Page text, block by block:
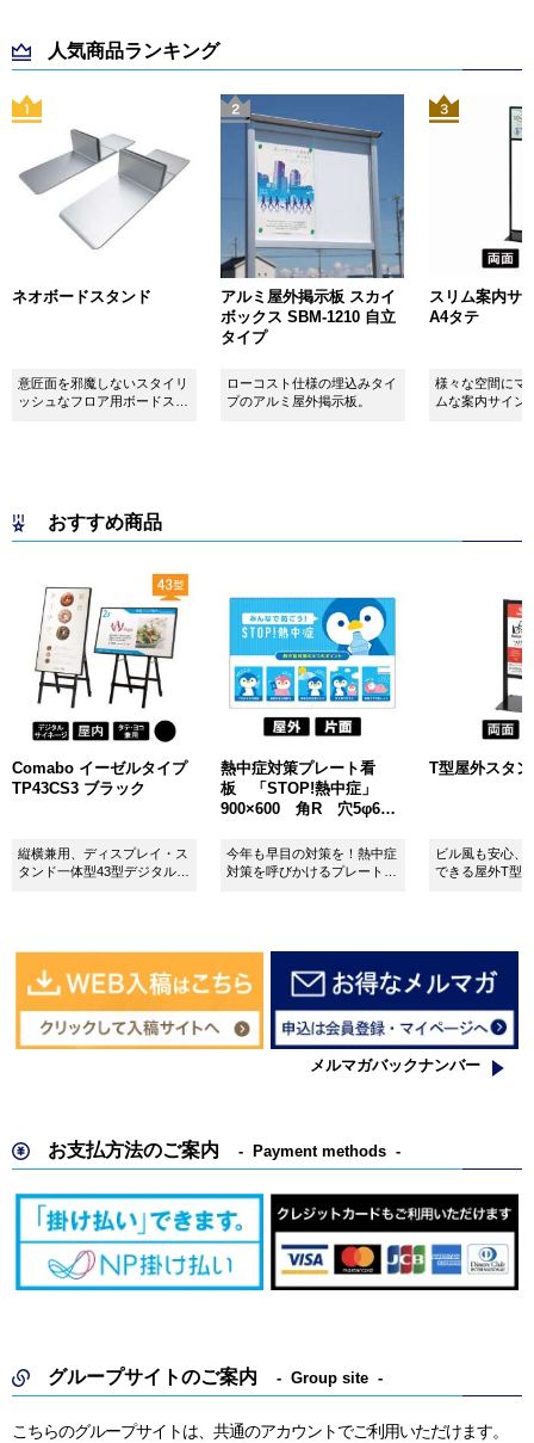
人気商品ランキング
ネオボードスタンド
意匠面を邪魔しないスタイリ
ッシュなフロア用ボードスタ
アルミ屋外掲示板 スカイ
ボックス SBM-1210 自立
タイプ
ローコスト仕様の埋込みタイ
プのアルミ屋外掲示板。
スリム案内サ
A4タテ
様々な空間にマ
ムな案内サイン
おすすめ商品
Comabo イーゼルタイプ
TP43CS3 ブラック
縦横兼用、ディスプレイ・ス
タンド一体型43型デジタルサ
熱中症対策プレート看
板 「STOP!熱中症」
900×600 角R 穴5φ6カ
今年も早目の対策を！熱中症
対策を呼びかけるプレート看
T型屋外スタ
ビル風も安心、
できる屋外T型
メルマガバックナンバー
お支払方法のご案内 Payment methods
グループサイトのご案内 Group site
こちらのグループサイトは、共通のアカウントでご利用いただけます。